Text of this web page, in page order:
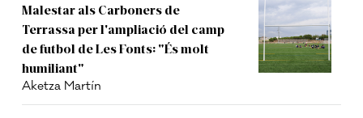
Malestar als Carboners de
Terrassa per l'ampliació del camp
de futbol de Les Fonts: "És molt
humiliant"
Aketza Martín